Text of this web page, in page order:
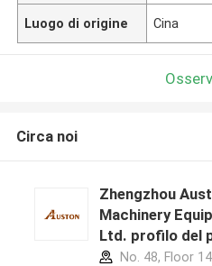
Luogo di origine Cina
Circa noi
Zhengzhou
Machinery
Ltd. profilo del
No. 48, Floor